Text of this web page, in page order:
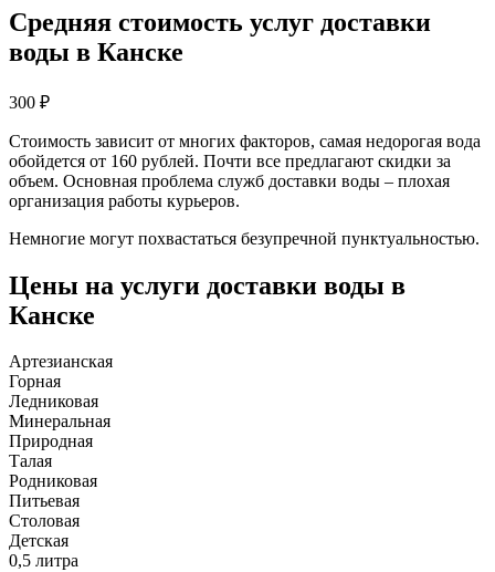
Средняя стоимость услуг доставки
воды в Канске
300 ₽
Стоимость зависит от многих факторов, самая недорогая вода
обойдется от 160 рублей. Почти все предлагают скидки за
объем. Основная проблема служб доставки воды – плохая
организация работы курьеров.
Немногие могут похвастаться безупречной пунктуальностью.
Цены на услуги доставки воды в
Канске
Артезианская
Горная
Ледниковая
Минеральная
Природная
Талая
Родниковая
Питьевая
Столовая
Детская
0,5 литра